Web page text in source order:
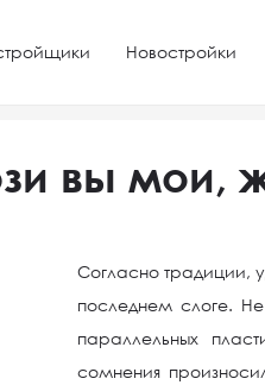
Новостройки
вы мои,
Согласно традиции,
последнем слоге.
параллельных
сомнения